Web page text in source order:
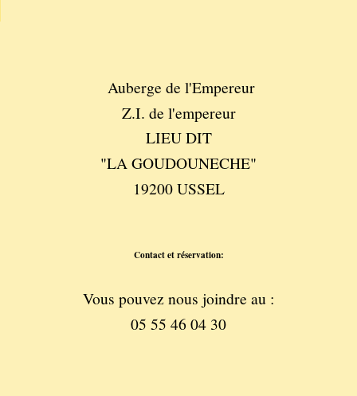
Auberge de l'Empereur
Z.I. de l'empereur
LIEU DIT
"LA GOUDOUNECHE"
19200 USSEL
Contact et réservation:
Vous pouvez nous joindre au :
05 55 46 04 30